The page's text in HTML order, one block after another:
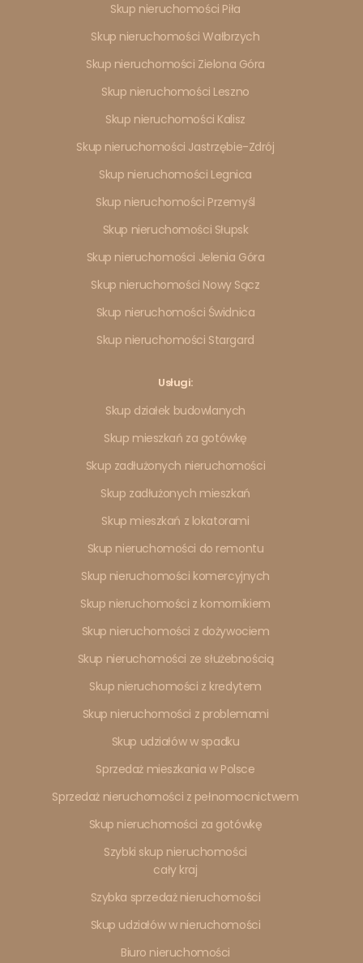
Skup nieruchomości Piła
Skup nieruchomości Wałbrzych
Skup nieruchomości Zielona Góra
Skup nieruchomości Leszno
Skup nieruchomości Kalisz
Skup nieruchomości Jastrzębie-Zdrój
Skup nieruchomości Legnica
Skup nieruchomości Przemyśl
Skup nieruchomości Słupsk
Skup nieruchomości Jelenia Góra
Skup nieruchomości Nowy Sącz
Skup nieruchomości Świdnica
Skup nieruchomości Stargard
Usługi:
Skup działek budowlanych
Skup mieszkań za gotówkę
Skup zadłużonych nieruchomości
Skup zadłużonych mieszkań
Skup mieszkań z lokatorami
Skup nieruchomości do remontu
Skup nieruchomości komercyjnych
Skup nieruchomości z komornikiem
Skup nieruchomości z dożywociem
Skup nieruchomości ze służebnością
Skup nieruchomości z kredytem
Skup nieruchomości z problemami
Skup udziałów w spadku
Sprzedaż mieszkania w Polsce
Sprzedaż nieruchomości z pełnomocnictwem
Skup nieruchomości za gotówkę
Szybki skup nieruchomości
cały kraj
Szybka sprzedaż nieruchomości
Skup udziałów w nieruchomości
Biuro nieruchomości